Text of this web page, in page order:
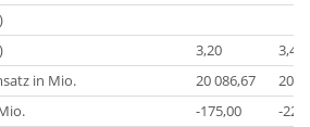
3,20
3,47
in Mio.
20 086,67
20
-175,00
-